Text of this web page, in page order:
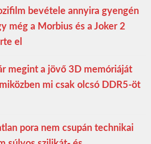
bevétele annyira gyengén
még a Morbius és a Joker 2
el
megint a jövő 3D memóriáját
mi csak olcsó DDR5-öt
pora nem csupán technikai